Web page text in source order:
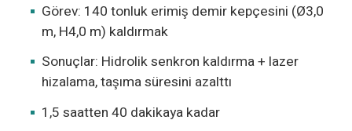
Görev: 140 tonluk erimiş demir kepçesini (Ø3,0
m, H4,0 m) kaldırmak
Sonuçlar: Hidrolik senkron kaldırma + lazer
hizalama, taşıma süresini azalttı
1,5 saatten 40 dakikaya kadar